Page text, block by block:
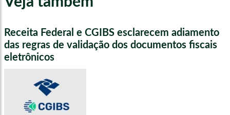
Receita Federal e CGIBS esclarecem adiamento
das regras de validação dos documentos fiscais
eletrônicos